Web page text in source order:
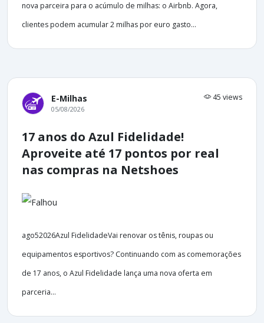
nova parceira para o acúmulo de milhas: o Airbnb. Agora,
clientes podem acumular 2 milhas por euro gasto...
E-Milhas 45 views
05/08/2026
17 anos do Azul Fidelidade!
Aproveite até 17 pontos por real
nas compras na Netshoes
ago52026Azul FidelidadeVai renovar os tênis, roupas ou
equipamentos esportivos? Continuando com as comemorações
de 17 anos, o Azul Fidelidade lança uma nova oferta em
parceria...